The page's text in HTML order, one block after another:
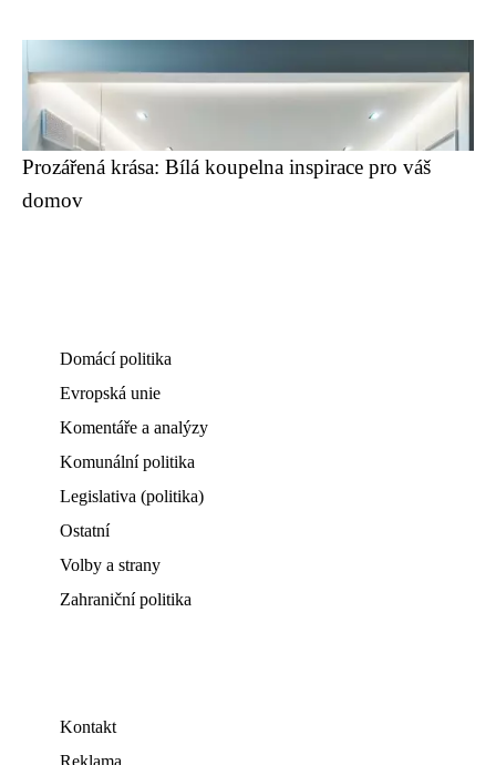
Prozářená krása: Bílá koupelna inspirace pro váš
domov
Domácí politika
Evropská unie
Komentáře a analýzy
Komunální politika
Legislativa (politika)
Ostatní
Volby a strany
Zahraniční politika
Kontakt
Reklama